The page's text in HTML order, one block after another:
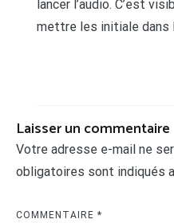
lancer l’audio. C’est
mettre les initiale dans
Laisser un commentaire
Votre adresse e-mail ne
obligatoires sont indiqués
COMMENTAIRE *